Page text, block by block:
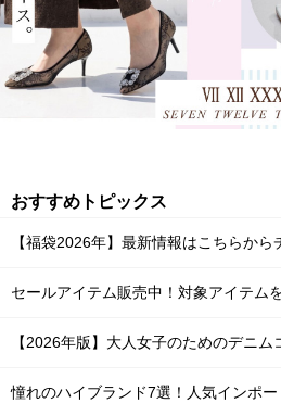
おすすめトピックス
【福袋2026年】最新情報はこちらから
セールアイテム販売中！対象アイテム
【2026年版】大人女子のためのデニム
憧れのハイブランド7選！人気インポ